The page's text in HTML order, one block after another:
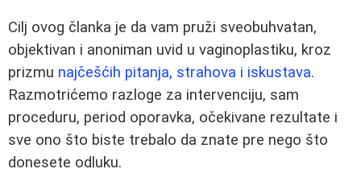
Cilj ovog članka je da vam pruži sveobuhvatan,
objektivan i anoniman uvid u vaginoplastiku, kroz
prizmu najčešćih pitanja, strahova i iskustava.
Razmotrićemo razloge za intervenciju, sam
proceduru, period oporavka, očekivane rezultate i
sve ono što biste trebalo da znate pre nego što
donesete odluku.